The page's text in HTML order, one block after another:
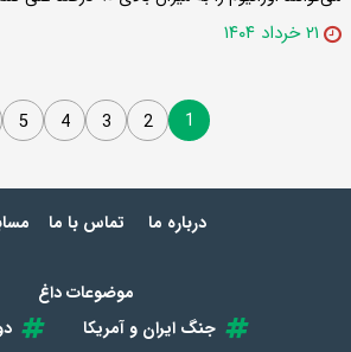
۲۱ خرداد ۱۴۰۴
1
2
3
4
5
درباره ما تماس با ما
موضوعات داغ
جنگ ایران و آمریکا